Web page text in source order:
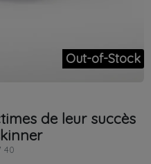
Out-of-Stock
de leur succès
40